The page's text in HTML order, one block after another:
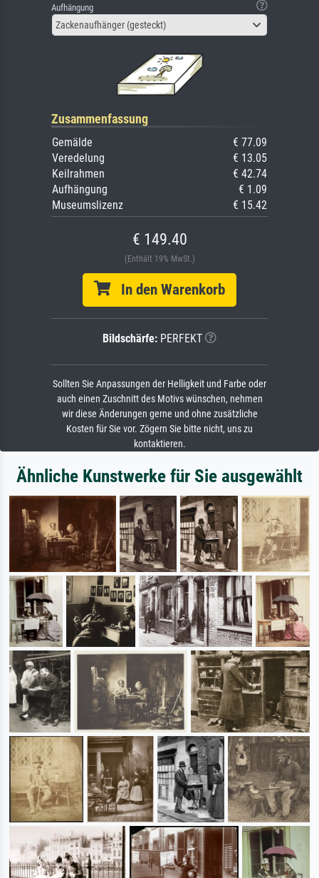
Aufhängung
Zackenaufhänger (gesteckt)
Zusammenfassung
Gemälde
€ 77.09
Veredelung
€ 13.05
Keilrahmen
€ 42.74
Aufhängung
€ 1.09
Museumslizenz
€ 15.42
€ 149.40
(Enthält 19% MwSt.)
In den Warenkorb
Bildschärfe: PERFEKT
Sollten Sie Anpassungen der Helligkeit und Farbe oder
auch einen Zuschnitt des Motivs wünschen, nehmen
wir diese Änderungen gerne und ohne zusätzliche
Kosten für Sie vor. Zögern Sie bitte nicht, uns zu
kontaktieren.
Ähnliche Kunstwerke für Sie ausgewählt